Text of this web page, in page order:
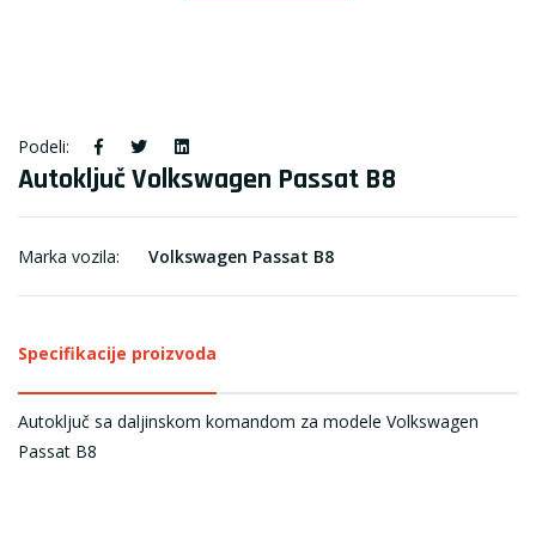
Podeli:
Autoključ Volkswagen Passat B8
Marka vozila: Volkswagen Passat B8
Specifikacije proizvoda
Autoključ sa daljinskom komandom za modele Volkswagen
Passat B8